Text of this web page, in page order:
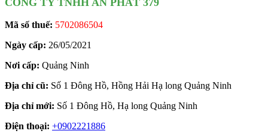
Mã số thuế: 5702086504
Ngày cấp: 26/05/2021
Nơi cấp: Quảng Ninh
Địa chỉ cũ: Số 1 Đông Hồ, Hồng Hải Hạ long Quảng Ninh
Địa chỉ mới: Số 1 Đông Hồ, Hạ long Quảng Ninh
Điện thoại: +0902221886